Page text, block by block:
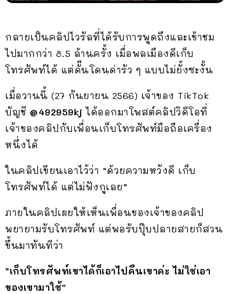
กลายเป็นคลิปไวรัลที่ได้รับการพูดถึงและเข้าชม
ไปมากกว่า 8.5 ล้านครั้ง เมื่อพลเมืองดีเก็บ
โทรศัพท์ได้ แต่ดั๊นโดนด่ารัว ๆ แบบไม่ยั้งซะงั้น
เมื่อวานนี้ (27 กันยายน 2566) เจ้าของ TikTok
บัญชี @492959kj ได้ออกมาโพสต์คลิปวิดีโอที่
เจ้าของคลิปกับเพื่อนเก็บโทรศัพท์มือถือเครื่อง
หนึ่งได้
ในคลิปเขียนเอาไว้ว่า “ด้วยความหวังดี เก็บ
โทรศัพท์ได้ แต่ไม่ฟังกูเลย”
ภายในคลิปเผยให้เห็นเพื่อนของเจ้าของคลิป
พยายามรับโทรศัพท์ แต่พอรับปุ๊บปลายสายก็สวน
ขึ้นมาทันทีว่า
“เก็บโทรศัพท์เขาได้ก็เอาไปคืนเขาค่ะ ไม่ใช่เอา
ของเขามาใช้”